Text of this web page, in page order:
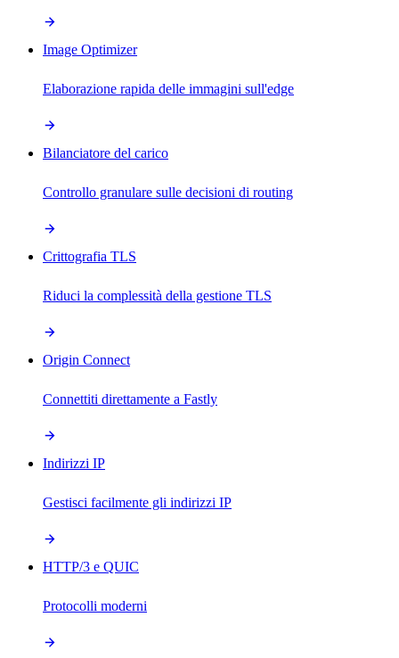
Image Optimizer
Elaborazione rapida delle immagini sull'edge
Bilanciatore del carico
Controllo granulare sulle decisioni di routing
Crittografia TLS
Riduci la complessità della gestione TLS
Origin Connect
Connettiti direttamente a Fastly
Indirizzi IP
Gestisci facilmente gli indirizzi IP
HTTP/3 e QUIC
Protocolli moderni